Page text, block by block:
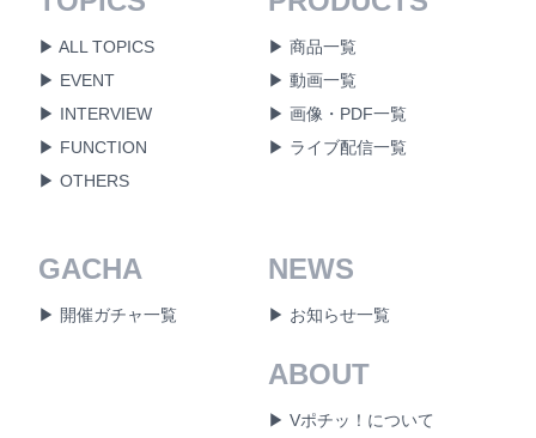
▶ ALL TOPICS
▶ EVENT
▶ INTERVIEW
▶ FUNCTION
▶ OTHERS
▶ 商品一覧
▶ 動画一覧
▶ 画像・PDF一覧
▶ ライブ配信一覧
GACHA
▶ 開催ガチャ一覧
NEWS
▶ お知らせ一覧
ABOUT
▶ Vポチッ！について